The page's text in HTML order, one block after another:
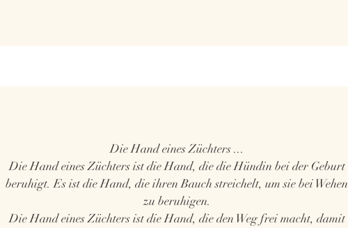
Die Hand eines Züchters ...
Die Hand eines Züchters ist die Hand, die die Hündin bei der Geburt
beruhigt. Es ist die Hand, die ihren Bauch streichelt, um sie bei Wehen
zu beruhigen.
Die Hand eines Züchters ist die Hand, die den Weg frei macht, damit